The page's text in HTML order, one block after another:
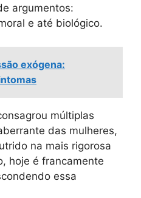
argumentos:
e até biológico.
exógena:
múltiplas
das mulheres,
na mais rigorosa
hoje é francamente
essa